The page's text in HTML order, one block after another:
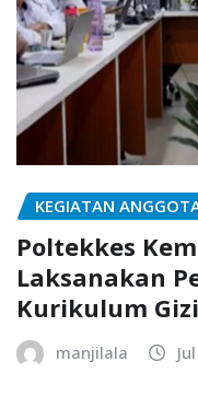
KEGIATAN
Poltekkes
Laksanakan
Kurikulum
manjilala